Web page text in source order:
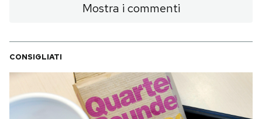
Mostra i commenti
CONSIGLIATI